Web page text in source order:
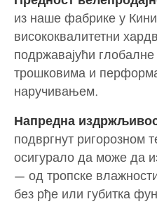
из наше фабрике у
висококвалитетни
подржавајући
трошковима и
наручивањем.
Напредна
подвргнут ригорозном
осигурало да може да
— од тропске
без рђе или губитка